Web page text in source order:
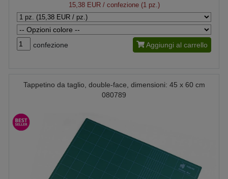
15,38 EUR/ confezione (1 pz.)
confezione Aggiungi al carrello
Tappetino da taglio, double-face, dimensioni: 45 x 60 cm
080789